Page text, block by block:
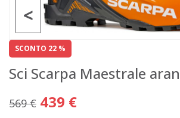
<
SCONTO 22 %
Sci Scarpa Maestrale
569 € 439 €